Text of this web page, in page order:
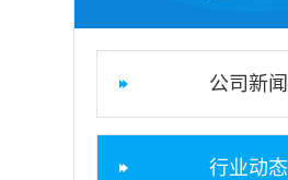
公司新闻
行业动态